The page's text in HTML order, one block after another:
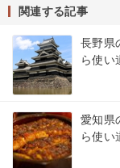
関連する記事
長野県
ら使い
愛知県
ら使い